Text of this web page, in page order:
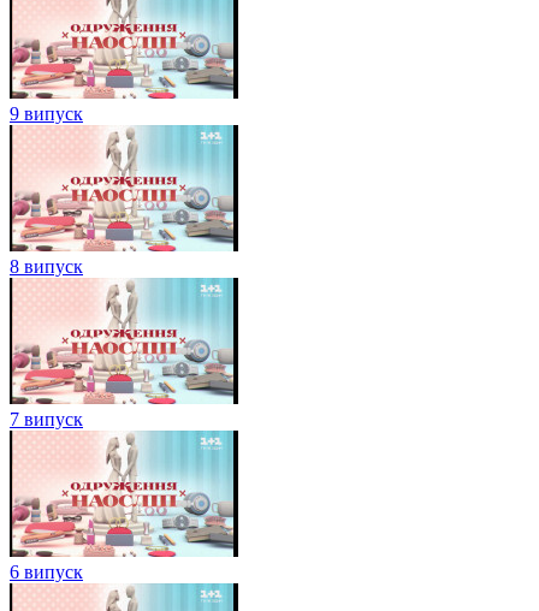
9 випуск
8 випуск
7 випуск
6 випуск